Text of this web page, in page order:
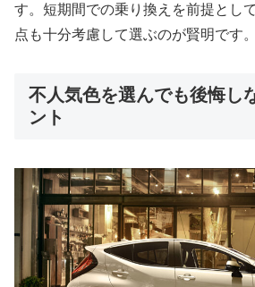
す。短期間での乗り換えを前提とし
点も十分考慮して選ぶのが賢明です。
不人気色を選んでも後悔し
ント